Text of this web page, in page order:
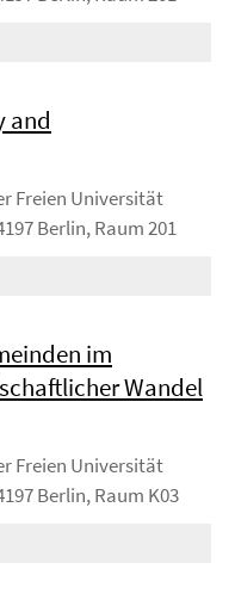
and
Freien Universität
Berlin, Raum 201
im
Wandel
Freien Universität
Berlin, Raum K03